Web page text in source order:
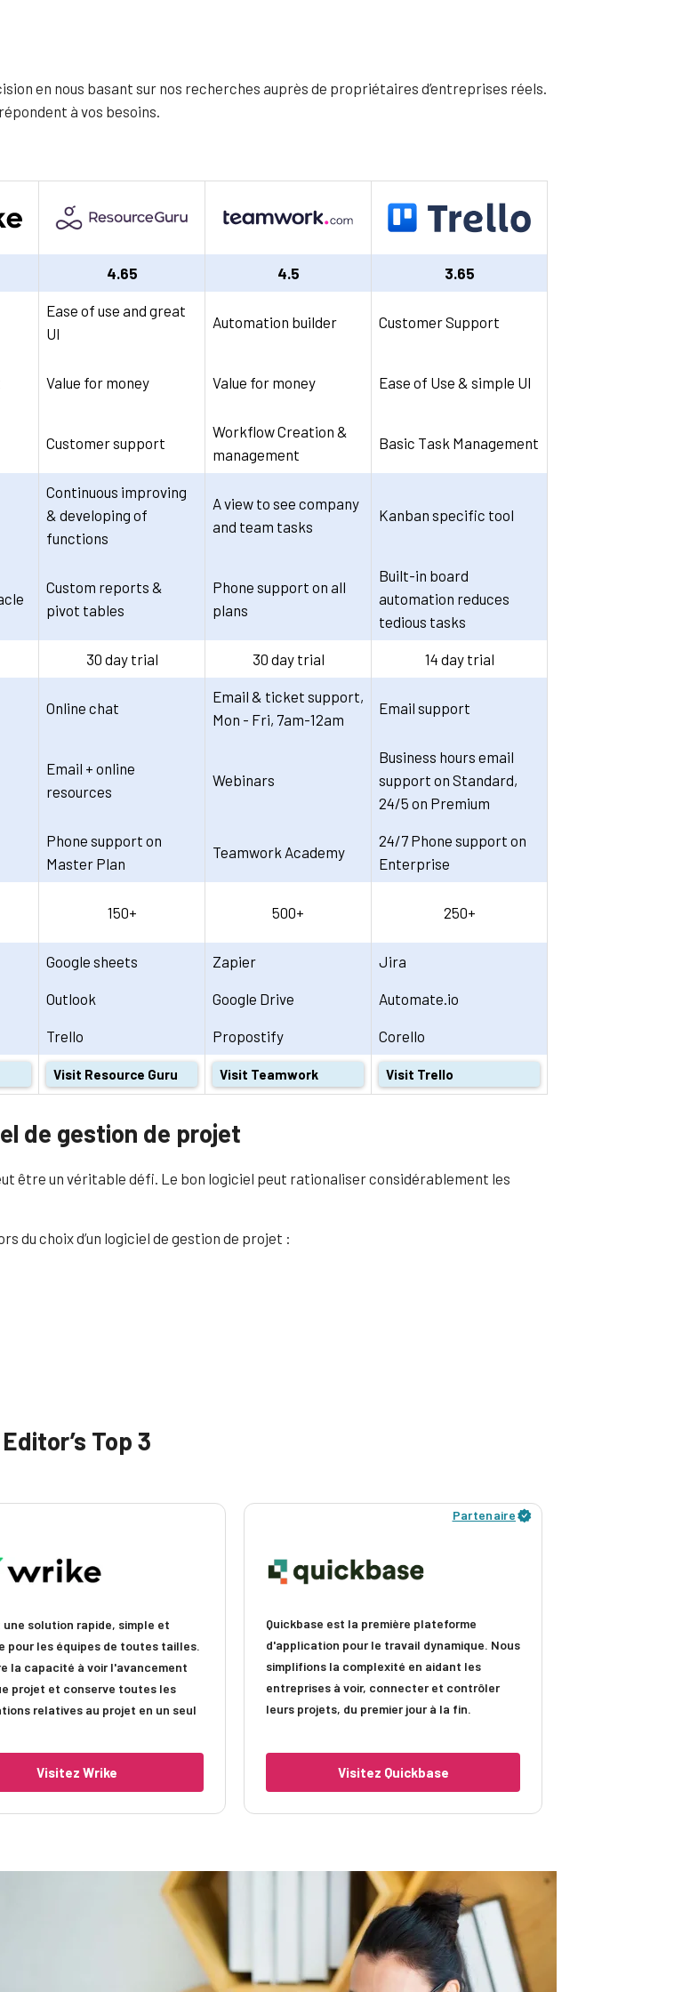
en nous basant sur nos recherches auprès de propriétaires d’entreprises réels.
à vos besoins.
4.65 4.5 3.65
Ease of use and great
UI
Automation builder Customer Support
Value for money Value for money Ease of Use & simple UI
Customer support
Workflow Creation &
management
Basic Task Management
Continuous improving
& developing of
functions
A view to see company
and team tasks
Kanban specific tool
Custom reports &
pivot tables
Phone support on all
plans
Built-in board
automation reduces
tedious tasks
30 day trial 30 day trial 14 day trial
Online chat
Email & ticket support,
Mon - Fri, 7am-12am
Email support
Email + online
resources
Webinars
Business hours email
support on Standard,
24/5 on Premium
Phone support on
Master Plan
Teamwork Academy
24/7 Phone support on
Enterprise
150+ 500+ 250+
Google sheets Zapier Jira
Outlook Google Drive Automate.io
Trello Propostify Corello
Visit Resource Guru Visit Teamwork Visit Trello
de gestion de projet
être un véritable défi. Le bon logiciel peut rationaliser considérablement les
du choix d’un logiciel de gestion de projet :
Editor’s Top 3
une solution rapide, simple et
pour les équipes de toutes tailles.
la capacité à voir l'avancement
projet et conserve toutes les
relatives au projet en un seul
Visitez Wrike
Partenaire
Quickbase est la première plateforme
d'application pour le travail dynamique. Nous
simplifions la complexité en aidant les
entreprises à voir, connecter et contrôler
leurs projets, du premier jour à la fin.
Visitez Quickbase